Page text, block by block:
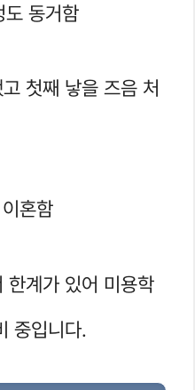
도 동거함
첫째 낳을 즈음 처
혼함
한계가 있어 미용학
중입니다.